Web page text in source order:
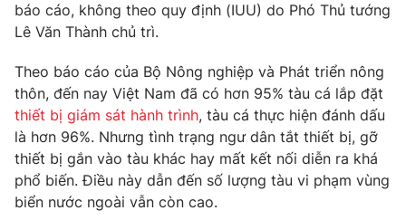
Góc doanh nghiệp
Truyền hình
Hậu trường
Nhân vật
Khán giả
Giải sao mai
Giải trí
Điện ảnh
Âm nhạc
Sao
Đời sống
Du lịch
Làm đẹp
Giáo dục
Tuyển sinh
báo cáo, không theo quy định (IUU) do Phó Thủ tướng
Lê Văn Thành chủ trì.
Theo báo cáo của Bộ Nông nghiệp và Phát triển nông
thôn, đến nay Việt Nam đã có hơn 95% tàu cá lắp đặt
thiết bị giám sát hành trình, tàu cá thực hiện đánh dấu
là hơn 96%. Nhưng tình trạng ngư dân tắt thiết bị, gỡ
thiết bị gắn vào tàu khác hay mất kết nối diễn ra khá
phổ biến. Điều này dẫn đến số lượng tàu vi phạm vùng
biển nước ngoài vẫn còn cao.